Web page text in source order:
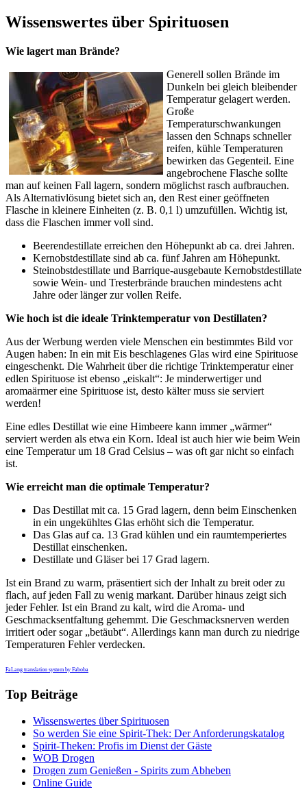
Wissenswertes über Spirituosen
Wie lagert man Brände?
Generell sollen Brände im
Dunkeln bei gleich bleibender
Temperatur gelagert werden.
Große
Temperaturschwankungen
lassen den Schnaps schneller
reifen, kühle Temperaturen
bewirken das Gegenteil. Eine
angebrochene Flasche sollte
man auf keinen Fall lagern, sondern möglichst rasch aufbrauchen.
Als Alternativlösung bietet sich an, den Rest einer geöffneten
Flasche in kleinere Einheiten (z. B. 0,1 l) umzufüllen. Wichtig ist,
dass die Flaschen immer voll sind.
Beerendestillate erreichen den Höhepunkt ab ca. drei Jahren.
Kernobstdestillate sind ab ca. fünf Jahren am Höhepunkt.
Steinobstdestillate und Barrique-ausgebaute Kernobstdestillate
sowie Wein- und Tresterbrände brauchen mindestens acht
Jahre oder länger zur vollen Reife.
Wie hoch ist die ideale Trinktemperatur von Destillaten?
Aus der Werbung werden viele Menschen ein bestimmtes Bild vor
Augen haben: In ein mit Eis beschlagenes Glas wird eine Spirituose
eingeschenkt. Die Wahrheit über die richtige Trinktemperatur einer
edlen Spirituose ist ebenso „eiskalt“: Je minderwertiger und
aromaärmer eine Spirituose ist, desto kälter muss sie serviert
werden!
Eine edles Destillat wie eine Himbeere kann immer „wärmer“
serviert werden als etwa ein Korn. Ideal ist auch hier wie beim Wein
eine Temperatur um 18 Grad Celsius – was oft gar nicht so einfach
ist.
Wie erreicht man die optimale Temperatur?
Das Destillat mit ca. 15 Grad lagern, denn beim Einschenken
in ein ungekühltes Glas erhöht sich die Temperatur.
Das Glas auf ca. 13 Grad kühlen und ein raumtemperiertes
Destillat einschenken.
Destillate und Gläser bei 17 Grad lagern.
Ist ein Brand zu warm, präsentiert sich der Inhalt zu breit oder zu
flach, auf jeden Fall zu wenig markant. Darüber hinaus zeigt sich
jeder Fehler. Ist ein Brand zu kalt, wird die Aroma- und
Geschmacksentfaltung gehemmt. Die Geschmacksnerven werden
irritiert oder sogar „betäubt“. Allerdings kann man durch zu niedrige
Temperaturen Fehler verdecken.
FaLang translation system by Faboba
Top Beiträge
Wissenswertes über Spirituosen
So werden Sie eine Spirit-Thek: Der Anforderungskatalog
Spirit-Theken: Profis im Dienst der Gäste
WOB Drogen
Drogen zum Genießen - Spirits zum Abheben
Online Guide